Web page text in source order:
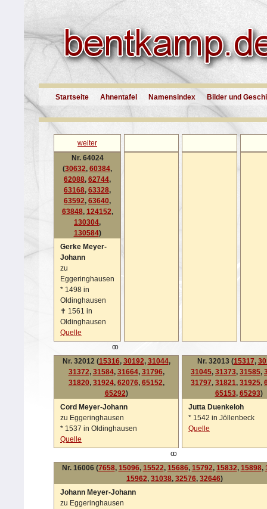
Startseite Ahnentafel Namensindex Bilder und
weiter
Nr. 64024
(30632, 60384,
62088, 62744,
63168, 63328,
63592, 63640,
63848, 124152,
130304,
130584)
Gerke Meyer-
Johann
zu
Eggeringhausen
* 1498 in
Oldinghausen
✝ 1561 in
Oldinghausen
Quelle
oo
Nr. 32012 (15316, 30192, 31044,
31372, 31584, 31664, 31796,
31820, 31924, 62076, 65152,
65292)
Cord Meyer-Johann
zu Eggeringhausen
* 1537 in Oldinghausen
Quelle
Nr. 32013 (15317,
31045, 31373, 31585,
31797, 31821, 31925,
65153, 65293)
Jutta Duenkeloh
* 1542 in Jöllenbeck
Quelle
oo
Nr. 16006 (7658, 15096, 15522, 15686, 15792, 15832, 15898,
15962, 31038, 32576, 32646)
Johann Meyer-Johann
zu Eggeringhausen